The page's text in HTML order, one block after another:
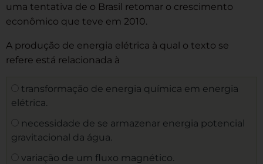
uma tentativa de o Brasil retomar o crescimento
econômico que teve em 2010.
A produção de energia elétrica à qual o texto se
refere está relacionada à
transformação de energia química em energia
elétrica.
necessidade de se armazenar energia potencial
gravitacional da água.
variação de um fluxo magnético.